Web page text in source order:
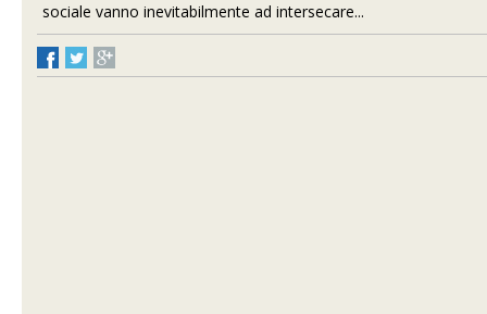
sociale vanno inevitabilmente ad intersecare...